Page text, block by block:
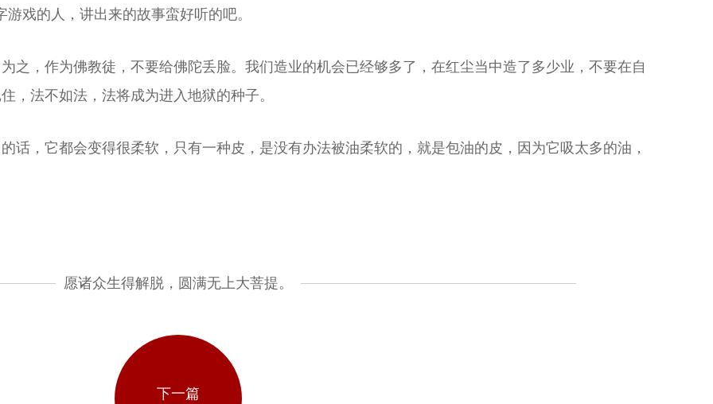
戏的人，讲出来的故事蛮好听的吧。
之，作为佛教徒，不要给佛陀丢脸。我们造业的机会已经够多了，在红尘当中造了多少业，不要在自
，法不如法，法将成为进入地狱的种子。
话，它都会变得很柔软，只有一种皮，是没有办法被油柔软的，就是包油的皮，因为它吸太多的油，
愿诸众生得解脱，圆满无上大菩提。
下一篇